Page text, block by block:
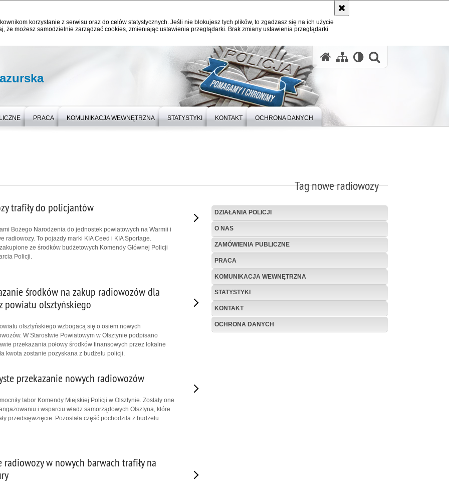
korzystanie z serwisu oraz do celów statystycznych. Jeśli nie blokujesz tych plików, to zgadzasz się na ich użycie
że możesz samodzielnie zarządzać cookies, zmieniając ustawienia przeglądarki. Brak zmiany ustawienia przeglądarki
PRACA KOMUNIKACJA WEWNĘTRZNA STATYSTYKI KONTAKT OCHRONA DANYCH
Tag nowe radiowozy
DZIAŁANIA POLICJI
O NAS
ZAMÓWIENIA PUBLICZNE
PRACA
KOMUNIKACJA WEWNĘTRZNA
STATYSTYKI
KONTAKT
OCHRONA DANYCH
trafiły do policjantów
Bożego Narodzenia do jednostek powiatowych na Warmii i
radiowozy. To pojazdy marki KIA Ceed i KIA Sportage.
ze środków budżetowych Komendy Głównej Policji
Policji.
środków na zakup radiowozów dla
powiatu olsztyńskiego
olsztyńskiego wzbogacą się o osiem nowych
W Starostwie Powiatowym w Olsztynie podpisano
przekazania połowy środków finansowych przez lokalne
kwota zostanie pozyskana z budżetu policji.
przekazanie nowych radiowozów
tabor Komendy Miejskiej Policji w Olsztynie. Zostały one
i wsparciu władz samorządowych Olsztyna, które
przedsięwzięcie. Pozostała część pochodziła z budżetu
radiowozy w nowych barwach trafiły na